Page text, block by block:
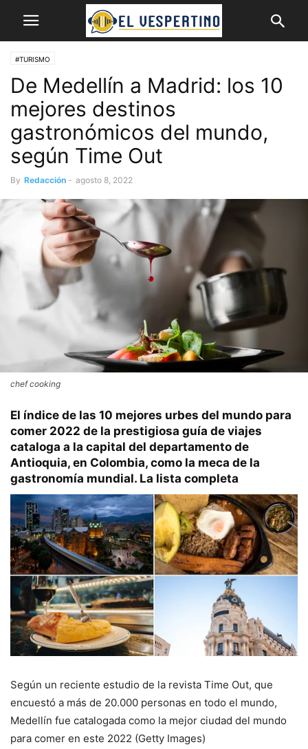
#TURISMO
De Medellín a Madrid: los 10
mejores destinos
gastronómicos del mundo,
según Time Out
By Redacción - agosto 8, 2022
chef cooking
El índice de las 10 mejores urbes del mundo para
comer 2022 de la prestigiosa guía de viajes
cataloga a la capital del departamento de
Antioquia, en Colombia, como la meca de la
gastronomía mundial. La lista completa
Según un reciente estudio de la revista Time Out, que
encuestó a más de 20.000 personas en todo el mundo,
Medellín fue catalogada como la mejor ciudad del mundo
para comer en este 2022 (Getty Images)